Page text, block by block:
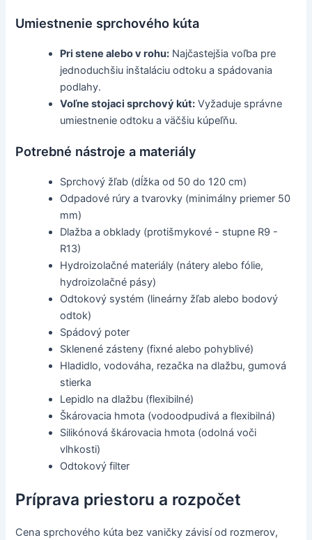
Umiestnenie sprchového kúta
Pri stene alebo v rohu: Najčastejšia voľba pre
jednoduchšiu inštaláciu odtoku a spádovania
podlahy.
Voľne stojaci sprchový kút: Vyžaduje správne
umiestnenie odtoku a väčšiu kúpeľňu.
Potrebné nástroje a materiály
Sprchový žľab (dĺžka od 50 do 120 cm)
Odpadové rúry a tvarovky (minimálny priemer 50
mm)
Dlažba a obklady (protišmykové - stupne R9 -
R13)
Hydroizolačné materiály (nátery alebo fólie,
hydroizolačné pásy)
Odtokový systém (lineárny žľab alebo bodový
odtok)
Spádový poter
Sklenené zásteny (fixné alebo pohyblivé)
Hladidlo, vodováha, rezačka na dlažbu, gumová
stierka
Lepidlo na dlažbu (flexibilné)
Škárovacia hmota (vodoodpudivá a flexibilná)
Silikónová škárovacia hmota (odolná voči
vlhkosti)
Odtokový filter
Príprava priestoru a rozpočet
Cena sprchového kúta bez vaničky závisí od rozmerov,